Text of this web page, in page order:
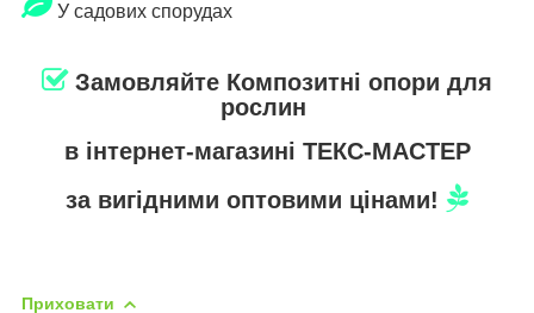
У садових спорудах
Замовляйте Композитні опори для
рослин
в інтернет-магазині ТЕКС-МАСТЕР
за вигідними оптовими цінами!
Приховати